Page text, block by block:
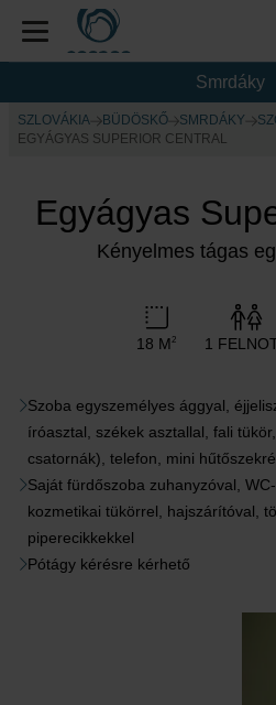
Smrdáky
SZLOVÁKIA BÜDÖSKŐ SMRDÁKY
EGYÁGYAS SUPERIOR CENTRAL
Egyágyas
Kényelmes tágas
18 M2 1
Szoba egyszemélyes ággyal,
íróasztal, székek asztallal, fali
csatornák), telefon, mini
Saját fürdőszoba zuhanyzóval,
kozmetikai tükörrel, hajszárítóval,
piperecikkekkel
Pótágy kérésre kérhető